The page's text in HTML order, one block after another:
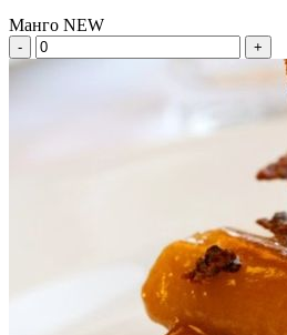
Манго NEW
- +